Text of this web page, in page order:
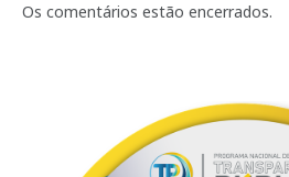
Os comentários estão encerrados.